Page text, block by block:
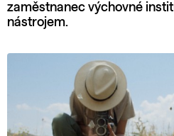
zaměstnanec výchovné
nástrojem.